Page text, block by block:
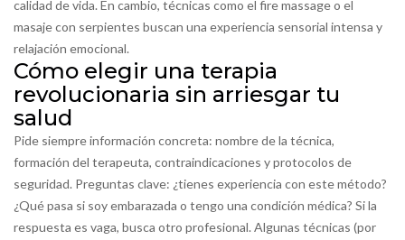
calidad de vida. En cambio, técnicas como el fire massage o el
masaje con serpientes buscan una experiencia sensorial intensa y
relajación emocional.
Cómo elegir una terapia
revolucionaria sin arriesgar tu
salud
Pide siempre información concreta: nombre de la técnica,
formación del terapeuta, contraindicaciones y protocolos de
seguridad. Preguntas clave: ¿tienes experiencia con este método?
¿Qué pasa si soy embarazada o tengo una condición médica? Si la
respuesta es vaga, busca otro profesional. Algunas técnicas (por